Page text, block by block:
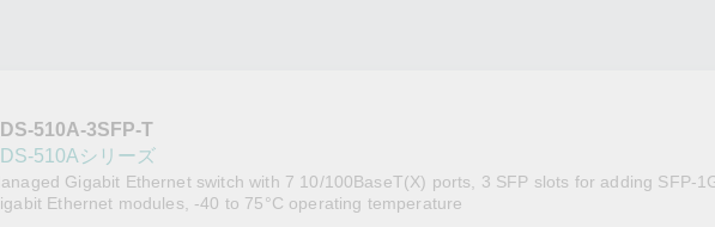
ネットワークセキュリティアプラ
イアンス
IPカメラおよびビデオサーバー
こちらに記載されていないMoxa製品に関するテクニカルサポートは、
新着情報およびイベント
510A-3SFP-T
510Aシリーズ
Gigabit Ethernet switch with 7 10/100BaseT(X) ports, 3 SFP slots for adding SFP-
Ethernet modules, -40 to 75°C operating temperature